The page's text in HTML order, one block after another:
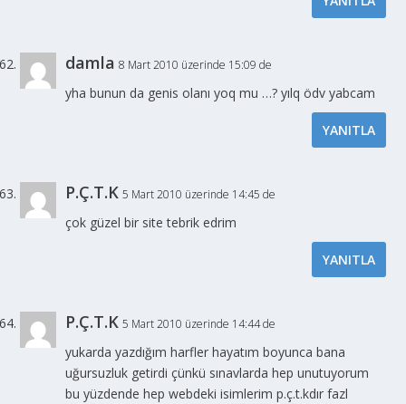
damla 8 Mart 2010 üzerinde 15:09 de
yha bunun da genis olanı yoq mu …? yılq ödv yabcam
YANITLA
P.Ç.T.K 5 Mart 2010 üzerinde 14:45 de
çok güzel bir site tebrik edrim
YANITLA
P.Ç.T.K 5 Mart 2010 üzerinde 14:44 de
yukarda yazdığım harfler hayatım boyunca bana
uğursuzluk getirdi çünkü sınavlarda hep unutuyorum
bu yüzdende hep webdeki isimlerim p.ç.t.kdır fazl